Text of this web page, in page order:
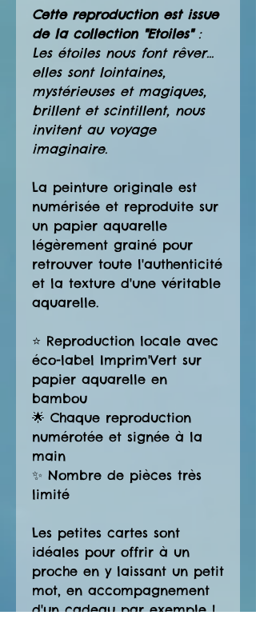
Cette reproduction est issue
de la collection "Etoiles":
Les étoiles nous font rêver...
elles sont lointaines,
mystérieuses et magiques,
brillent et scintillent, nous
invitent au voyage
imaginaire.
La peinture originale est
numérisée et reproduite sur
un papier aquarelle
légèrement grainé pour
retrouver toute l'authenticité
et la texture d'une véritable
aquarelle.
⭐ Reproduction locale avec
éco-label Imprim'Vert sur
papier aquarelle en
bambou
🌟 Chaque reproduction
numérotée et signée à la
main
✨ Nombre de pièces très
limité
Les petites cartes sont
idéales pour offrir à un
proche en y laissant un petit
mot, en accompagnement
d'un cadeau par exemple !